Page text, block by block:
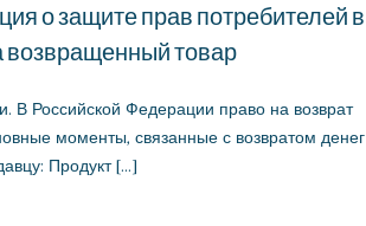
о защите прав потребителей в
возвращенный товар
В Российской Федерации право на возврат
моменты, связанные с возвратом денег
Продукт […]